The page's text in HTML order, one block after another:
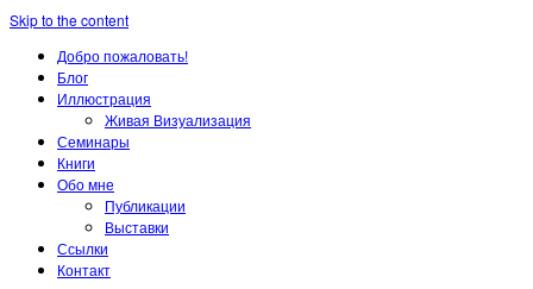
Skip to the content
Добро пожаловать!
Блог
Иллюстрация
Живая Визуализация
Семинары
Книги
Обо мне
Публикации
Выставки
Ссылки
Контакт